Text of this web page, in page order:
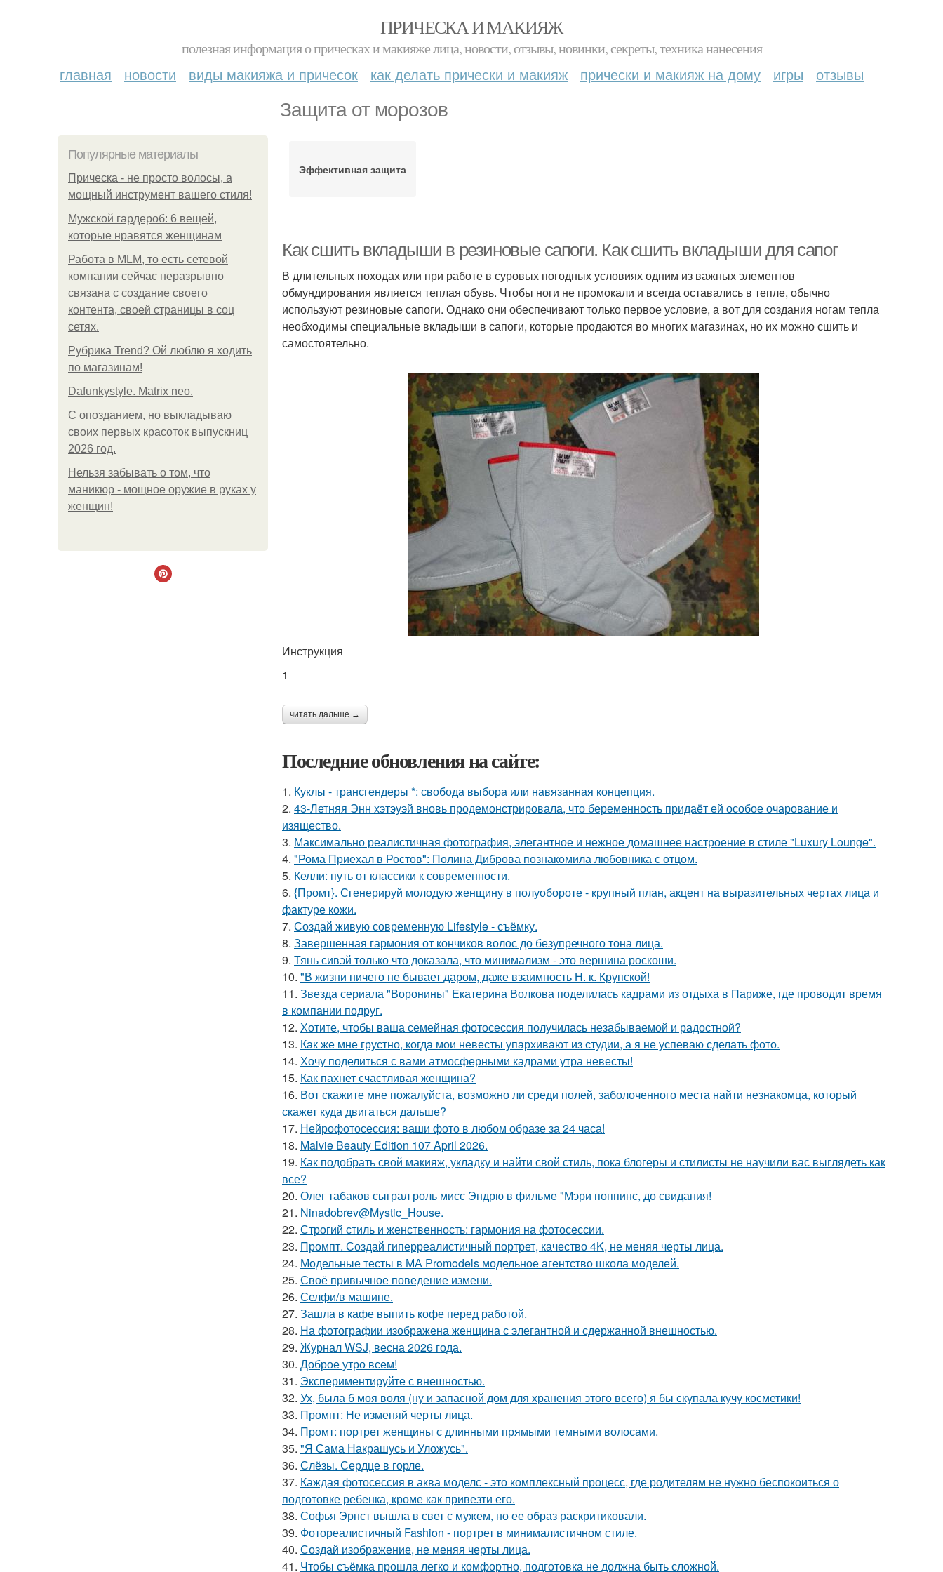
ПРИЧЕСКА И МАКИЯЖ
полезная информация о прическах и макияже лица, новости, отзывы, новинки, секреты, техника нанесения
главная новости виды макияжа и причесок как делать прически и макияж прически и макияж на дому игры отзывы
Защита от морозов
Популярные материалы
Прическа - не просто волосы, а
мощный инструмент вашего стиля!
Мужской гардероб: 6 вещей,
которые нравятся женщинам
Работа в MLM, то есть сетевой
компании сейчас неразрывно
связана с создание своего
контента, своей страницы в соц
сетях.
Рубрика Trend? Ой люблю я ходить
по магазинам!
Dafunkystyle. Matrix neo.
С опозданием, но выкладываю
своих первых красоток выпускниц
2026 год.
Нельзя забывать о том, что
маникюр - мощное оружие в руках у
женщин!
Эффективная защита
Как сшить вкладыши в резиновые сапоги. Как сшить вкладыши для сапог
В длительных походах или при работе в суровых погодных условиях одним из важных элементов
обмундирования является теплая обувь. Чтобы ноги не промокали и всегда оставались в тепле, обычно
используют резиновые сапоги. Однако они обеспечивают только первое условие, а вот для создания ногам тепла
необходимы специальные вкладыши в сапоги, которые продаются во многих магазинах, но их можно сшить и
самостоятельно.
Инструкция
1
читать дальше →
Последние обновления на сайте:
1. Куклы - трансгендеры *: свобода выбора или навязанная концепция.
2. 43-Летняя Энн хэтэуэй вновь продемонстрировала, что беременность придаёт ей особое очарование и
изящество.
3. Максимально реалистичная фотография, элегантное и нежное домашнее настроение в стиле "Luxury Lounge".
4. "Рома Приехал в Ростов": Полина Диброва познакомила любовника с отцом.
5. Келли: путь от классики к современности.
6. {Промт}. Сгенерируй молодую женщину в полуобороте - крупный план, акцент на выразительных чертах лица и
фактуре кожи.
7. Создай живую современную Lifestyle - съёмку.
8. Завершенная гармония от кончиков волос до безупречного тона лица.
9. Тянь сивэй только что доказала, что минимализм - это вершина роскоши.
10. "В жизни ничего не бывает даром, даже взаимность Н. к. Крупской!
11. Звезда сериала "Воронины" Екатерина Волкова поделилась кадрами из отдыха в Париже, где проводит время
в компании подруг.
12. Хотите, чтобы ваша семейная фотосессия получилась незабываемой и радостной?
13. Как же мне грустно, когда мои невесты упархивают из студии, а я не успеваю сделать фото.
14. Хочу поделиться с вами атмосферными кадрами утра невесты!
15. Как пахнет счастливая женщина?
16. Вот скажите мне пожалуйста, возможно ли среди полей, заболоченного места найти незнакомца, который
скажет куда двигаться дальше?
17. Нейрофотосессия: ваши фото в любом образе за 24 часа!
18. Malvie Beauty Edition 107 April 2026.
19. Как подобрать свой макияж, укладку и найти свой стиль, пока блогеры и стилисты не научили вас выглядеть как
все?
20. Олег табаков сыграл роль мисс Эндрю в фильме "Мэри поппинс, до свидания!
21. Ninadobrev@Mystic_House.
22. Строгий стиль и женственность: гармония на фотосессии.
23. Промпт. Создай гиперреалистичный портрет, качество 4K, не меняя черты лица.
24. Модельные тесты в МА Promodels модельное агентство школа моделей.
25. Своё привычное поведение измени.
26. Селфи/в машине.
27. Зашла в кафе выпить кофе перед работой.
28. На фотографии изображена женщина с элегантной и сдержанной внешностью.
29. Журнал WSJ, весна 2026 года.
30. Доброе утро всем!
31. Экспериментируйте с внешностью.
32. Ух, была б моя воля (ну и запасной дом для хранения этого всего) я бы скупала кучу косметики!
33. Промпт: Не изменяй черты лица.
34. Промт: портрет женщины с длинными прямыми темными волосами.
35. "Я Сама Накрашусь и Уложусь".
36. Слёзы. Сердце в горле.
37. Каждая фотосессия в аква моделс - это комплексный процесс, где родителям не нужно беспокоиться о
подготовке ребенка, кроме как привезти его.
38. Софья Эрнст вышла в свет с мужем, но ее образ раскритиковали.
39. Фотореалистичный Fashion - портрет в минималистичном стиле.
40. Создай изображение, не меняя черты лица.
41. Чтобы съёмка прошла легко и комфортно, подготовка не должна быть сложной.